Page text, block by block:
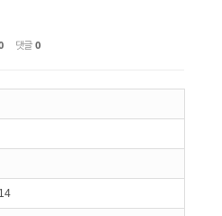
댓글 0